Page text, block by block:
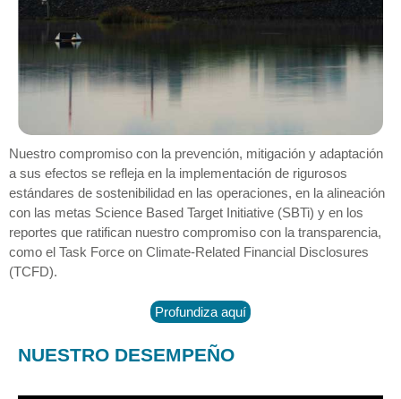
Nuestro compromiso con la prevención, mitigación y adaptación
a sus efectos se refleja en la implementación de rigurosos
estándares de sostenibilidad en las operaciones, en la alineación
con las metas Science Based Target Initiative (SBTi) y en los
reportes que ratifican nuestro compromiso con la transparencia,
como el Task Force on Climate-Related Financial Disclosures
(TCFD).
Profundiza aquí
NUESTRO DESEMPEÑO